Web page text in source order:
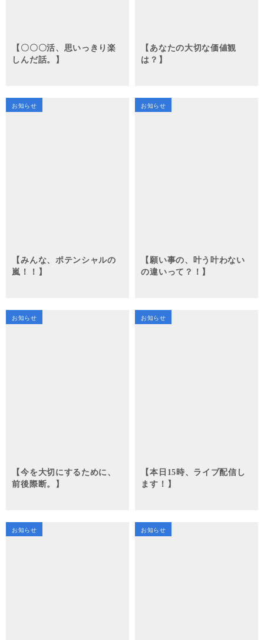
【〇〇〇活、思いっきり楽
しんだ話。】
【あなたの大切な価値観
は？】
お知らせ
【みんな、ポテンシャルの
嵐！！】
お知らせ
【願い事の、叶う叶わない
の違いって？！】
お知らせ
【今を大切にするために、
前後際断。】
お知らせ
【本日15時、ライブ配信し
ます！】
お知らせ お知らせ